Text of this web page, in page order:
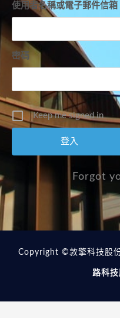
使用者名稱或電子郵件信箱
密碼
Keep me signed in
Forgot
Copyright ©敦擎科技股
路科技